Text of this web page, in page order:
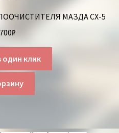
МАЗДА СХ-5
₽
один клик